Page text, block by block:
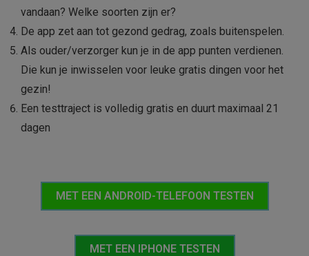
vandaan? Welke soorten zijn er?
De app zet aan tot gezond gedrag, zoals buitenspelen.
Als ouder/verzorger kun je in de app punten verdienen.
Die kun je inwisselen voor leuke gratis dingen voor het
gezin!
Een testtraject is volledig gratis en duurt maximaal 21
dagen
MET EEN ANDROID-TELEFOON TESTEN
MET EEN IPHONE TESTEN